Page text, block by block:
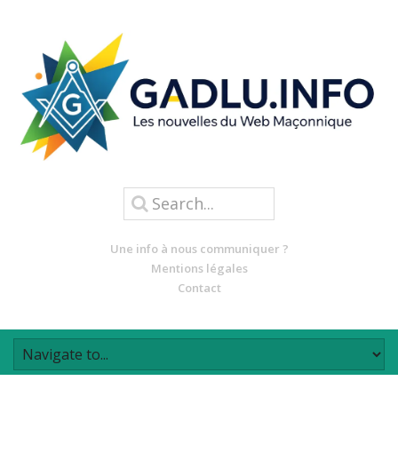
Une info à nous communiquer ?
Mentions légales
Contact